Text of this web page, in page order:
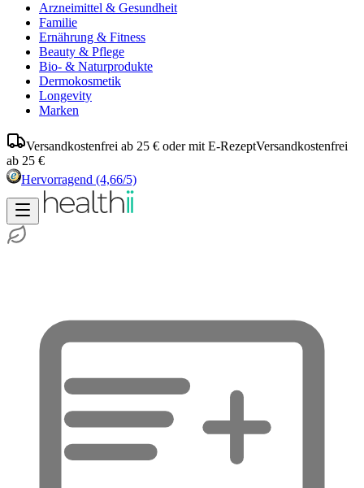
Arzneimittel & Gesundheit
Familie
Ernährung & Fitness
Beauty & Pflege
Bio- & Naturprodukte
Dermokosmetik
Longevity
Marken
Versandkostenfrei ab 25 € oder mit E-RezeptVersandkostenfrei
ab 25 €
Hervorragend (4,66/5)